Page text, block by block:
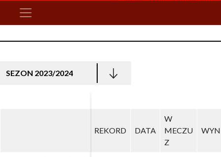
SEZON 2023/2024
REKORD DATA
W
MECZU
Z
REKORD DATA
W
MECZU
Z